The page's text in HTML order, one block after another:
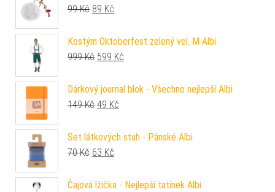
99Kč Původní cena byla: 99 Kč.
89 Kč
Kostým Oktoberfest zelený vel. M Albi
999Kč Původní cena byla: 999 Kč.
599 Kč
Dárkový journal blok - Všechno nejlepší Albi
149Kč Původní cena byla: 149 Kč.
49 Kč
Set látkových stuh - Pánské Albi
70Kč Původní cena byla: 70 Kč.
63 Kč
Čajová lžička - Nejlepší tatínek Albi